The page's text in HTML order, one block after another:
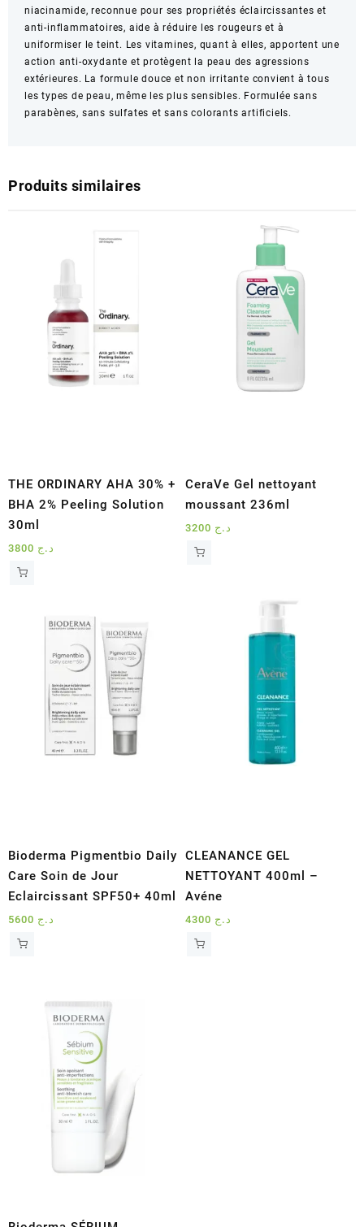
niacinamide, reconnue pour ses propriétés éclaircissantes et
anti-inflammatoires, aide à réduire les rougeurs et à
uniformiser le teint. Les vitamines, quant à elles, apportent une
action anti-oxydante et protègent la peau des agressions
extérieures. La formule douce et non irritante convient à tous
les types de peau, même les plus sensibles. Formulée sans
parabènes, sans sulfates et sans colorants artificiels.
Produits similaires
THE ORDINARY AHA 30% +
BHA 2% Peeling Solution
30ml
د.ج
CeraVe Gel nettoyant
moussant 236ml
د.ج
Bioderma Pigmentbio Daily
Care Soin de Jour
Eclaircissant SPF50+ 40ml
د.ج
CLEANANCE GEL
NETTOYANT 400ml –
Avéne
د.ج